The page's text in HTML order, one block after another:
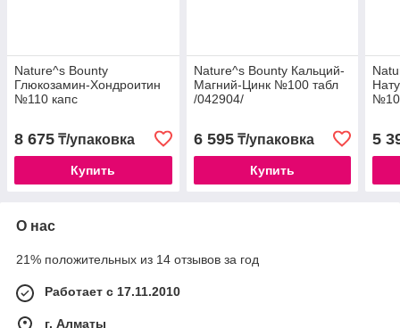
Nature^s Bounty
Глюкозамин-Хондроитин
№110 капс
8 675 ₸/упаковка
Купить
Nature^s Bounty Кальций-
Магний-Цинк №100 табл
/042904/
6 595₸/упаковка
Купить
5
О нас
21% положительных из 14 отзывов за год
Работает с 17.11.2010
г. Алматы